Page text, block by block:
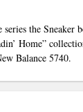
the Sneaker
Home”
Balance 5740.